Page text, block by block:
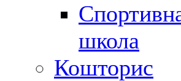
школа
Кошторис